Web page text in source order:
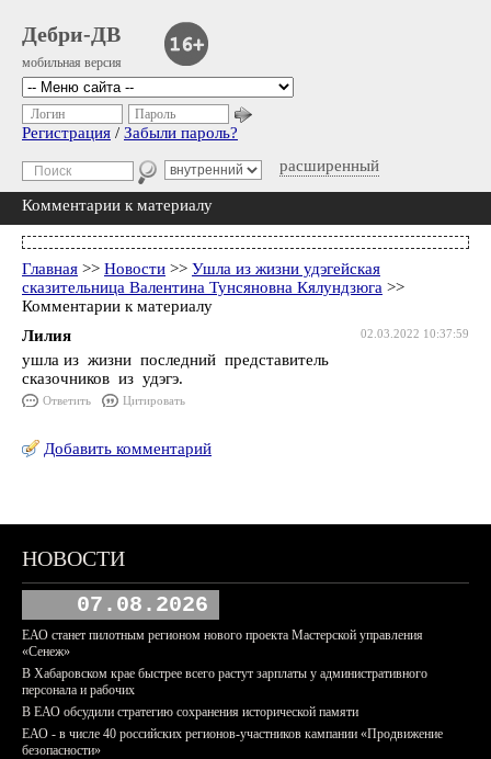
Дебри-ДВ
мобильная версия
расширенный
Логин Пароль
Регистрация / Забыли пароль?
Комментарии к материалу
Главная >> Новости >> Ушла из жизни удэгейская
сказительница Валентина Тунсяновна Кялундзюга >>
Комментарии к материалу
02.03.2022 10:37:59
Лилия
ушла из жизни последний представитель
сказочников из удэгэ.
Ответить Цитировать
Добавить комментарий
НОВОСТИ
07.08.2026
ЕАО станет пилотным регионом нового проекта Мастерской управления
«Сенеж»
В Хабаровском крае быстрее всего растут зарплаты у административного
персонала и рабочих
В ЕАО обсудили стратегию сохранения исторической памяти
ЕАО - в числе 40 российских регионов-участников кампании «Продвижение
безопасности»